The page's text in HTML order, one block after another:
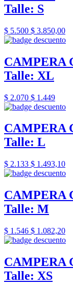
Talle: S
$ 5.500 $ 3.850,00
CAMPERA
Talle: XL
$ 2.070 $ 1.449
CAMPERA
Talle: L
$ 2.133 $ 1.493,10
CAMPERA
Talle: M
$ 1.546 $ 1.082,20
CAMPERA
Talle: XS